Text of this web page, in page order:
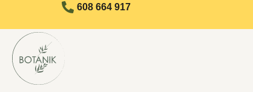
608 664 917